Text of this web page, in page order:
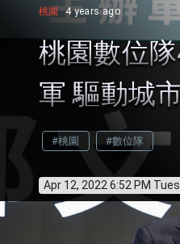
桃園 4 years ago
桃園數位
軍 驅動城
#桃園 #數位隊
Apr 12, 2022 6:52 PM